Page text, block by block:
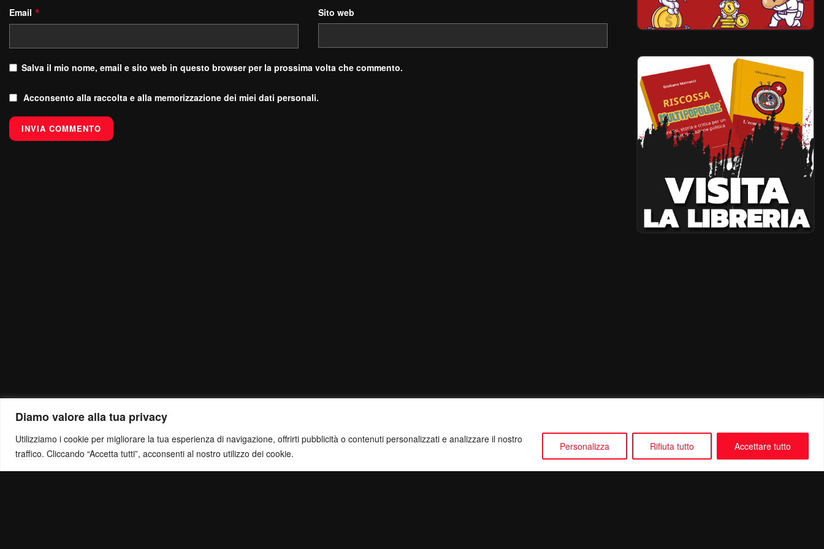
Diamo valore alla tua privacy
Utilizziamo i cookie per migliorare la tua esperienza di navigazione, offrirti pubblicità o contenuti personalizzati e analizzare il nostro
traffico. Cliccando “Accetta tutti”, acconsenti al nostro utilizzo dei cookie.
Personalizza Rifiuta tutto Accettare tutto
Email * Sito web
Salva il mio nome, email e sito web in questo browser per la prossima volta che commento.
Acconsento alla raccolta e alla memorizzazione dei miei dati personali.